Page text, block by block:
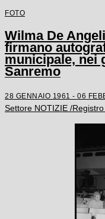
FOTO
Wilma De
firmano
municipale, nei
Sanremo
28 GENNAIO 1961 - 06
Settore NOTIZIE /